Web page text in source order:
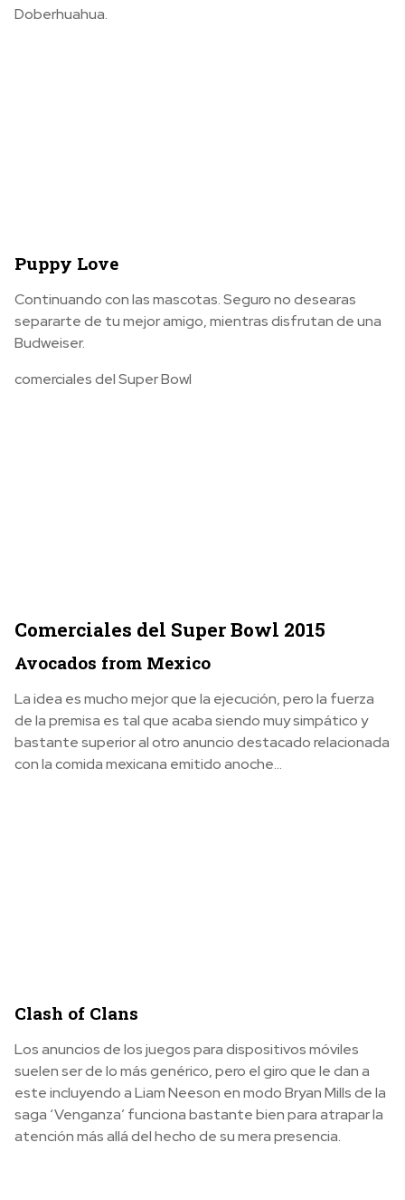
Doberhuahua.
Puppy Love
Continuando con las mascotas. Seguro no desearas
separarte de tu mejor amigo, mientras disfrutan de una
Budweiser.
comerciales del Super Bowl
Comerciales del Super Bowl 2015
Avocados from Mexico
La idea es mucho mejor que la ejecución, pero la fuerza
de la premisa es tal que acaba siendo muy simpático y
bastante superior al otro anuncio destacado relacionada
con la comida mexicana emitido anoche…
Clash of Clans
Los anuncios de los juegos para dispositivos móviles
suelen ser de lo más genérico, pero el giro que le dan a
este incluyendo a Liam Neeson en modo Bryan Mills de la
saga ‘Venganza’ funciona bastante bien para atrapar la
atención más allá del hecho de su mera presencia.